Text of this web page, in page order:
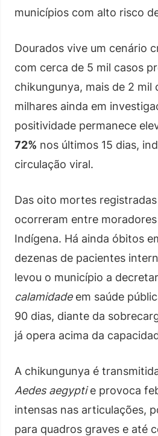
municípios com alto risco
Dourados vive um cenário
com cerca de 5 mil casos
chikungunya, mais de 2 mil
milhares ainda em
positividade permanece
72% nos últimos 15 dias,
circulação viral.
Das oito mortes
ocorreram entre moradores
Indígena. Há ainda óbitos
dezenas de pacientes
levou o município a decretar
calamidadeem saúde
90 dias, diante da
já opera acima da
A chikungunya é
Aedes aegyptie provoca
intensas nas articulações,
para quadros graves e até